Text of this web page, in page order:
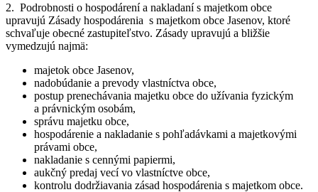
2. Podrobnosti o hospodárení a nakladaní s majetkom obce
upravujú Zásady hospodárenia s majetkom obce Jasenov, ktoré
schvaľuje obecné zastupiteľstvo. Zásady upravujú a bližšie
vymedzujú najmä:
majetok obce Jasenov,
nadobúdanie a prevody vlastníctva obce,
postup prenechávania majetku obce do užívania fyzickým
a právnickým osobám,
správu majetku obce,
hospodárenie a nakladanie s pohľadávkami a majetkovými
právami obce,
nakladanie s cennými papiermi,
aukčný predaj vecí vo vlastníctve obce,
kontrolu dodržiavania zásad hospodárenia s majetkom obce.